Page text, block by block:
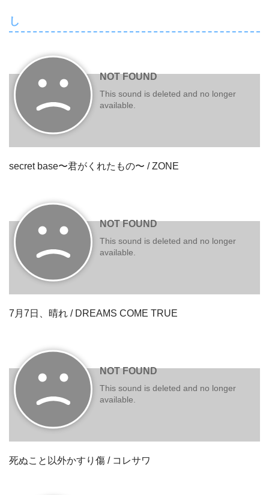
し
secret base〜君がくれたもの〜 / ZONE
7月7日、晴れ / DREAMS COME TRUE
死ぬこと以外かすり傷 / コレサワ